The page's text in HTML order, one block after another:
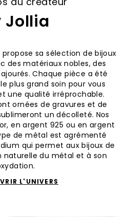
Jollia
sa sélection de bijoux
des matériaux nobles, des
Chaque pièce a été
plus grand soin pour vous
une qualité irréprochable.
ornées de gravures et de
un décolleté. Nos
en argent 925 ou en argent
de métal est agrémenté
qui permet aux bijoux de
naturelle du métal et à son
L'UNIVERS